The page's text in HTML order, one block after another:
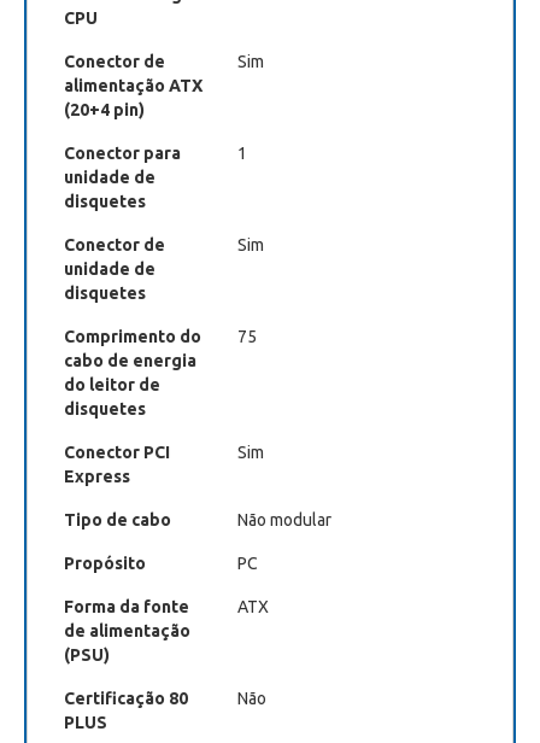
CPU
Conector de
alimentação ATX
(20+4 pin)
Sim
Conector para
unidade de
disquetes
1
Conector de
unidade de
disquetes
Sim
Comprimento do
cabo de energia
do leitor de
disquetes
75
Conector PCI
Express
Sim
Tipo de cabo Não modular
Propósito PC
Forma da fonte
de alimentação
(PSU)
ATX
Certificação 80
PLUS
Não